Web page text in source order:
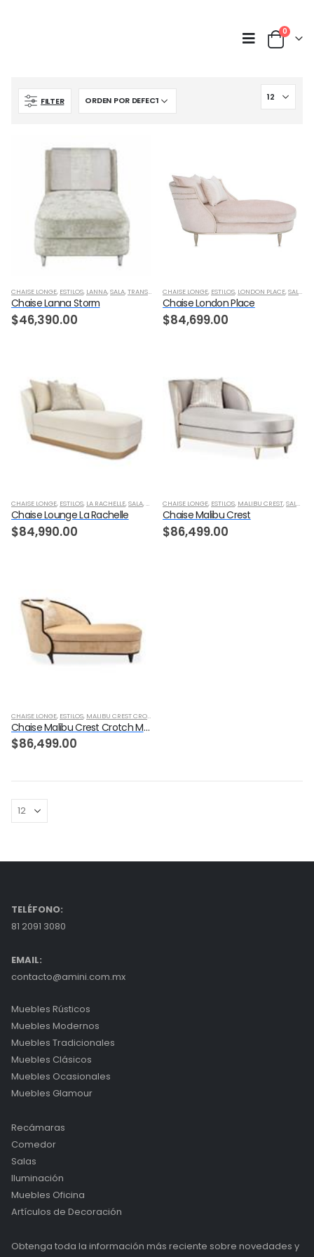
0
FILTER
CHAISE LONGE, ESTILOS, LANNA,SALA,TRANSICIONAL
Chaise Lanna Storm
$46,390.00
CHAISE LONGE, ESTILOS, LONDON PLACE,SALA
Chaise London Place
$84,699.00
CHAISE LONGE, ESTILOS, LA RACHELLE,SALA,TRANSICIONAL
Chaise Lounge La Rachelle
$84,990.00
CHAISE LONGE, ESTILOS, MALIBU CREST,SALA
Chaise Malibu Crest
$86,499.00
CHAISE LONGE, ESTILOS, MALIBU CREST CROTCH MAHOGANY
Chaise Malibu Crest Crotch Mahogany
$86,499.00
TELÉFONO:
81 2091 3080
EMAIL:
contacto@amini.com.mx
Muebles Rústicos
Muebles Modernos
Muebles Tradicionales
Muebles Clásicos
Muebles Ocasionales
Muebles Glamour
Recámaras
Comedor
Salas
Iluminación
Muebles Oficina
Artículos de Decoración
Obtenga toda la información más reciente sobre novedades y